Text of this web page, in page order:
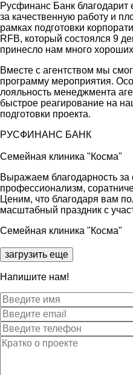
Русфинанс Банк благодарит
за качественную работу и
рамках подготовки
RFB, который состоялся 9
принесло нам много
Вместе с агентством мы
программу мероприятия.
лояльность менеджмента
быстрое реагирование на
подготовки проекта.
РУСФИНАНС БАНК
Семейная клиника "Косма"
Выражаем благодарность за
профессионализм,
Ценим, что благодаря вам
масштабный праздник с
Семейная клиника "Косма"
загрузить ещe
Напишите нам!